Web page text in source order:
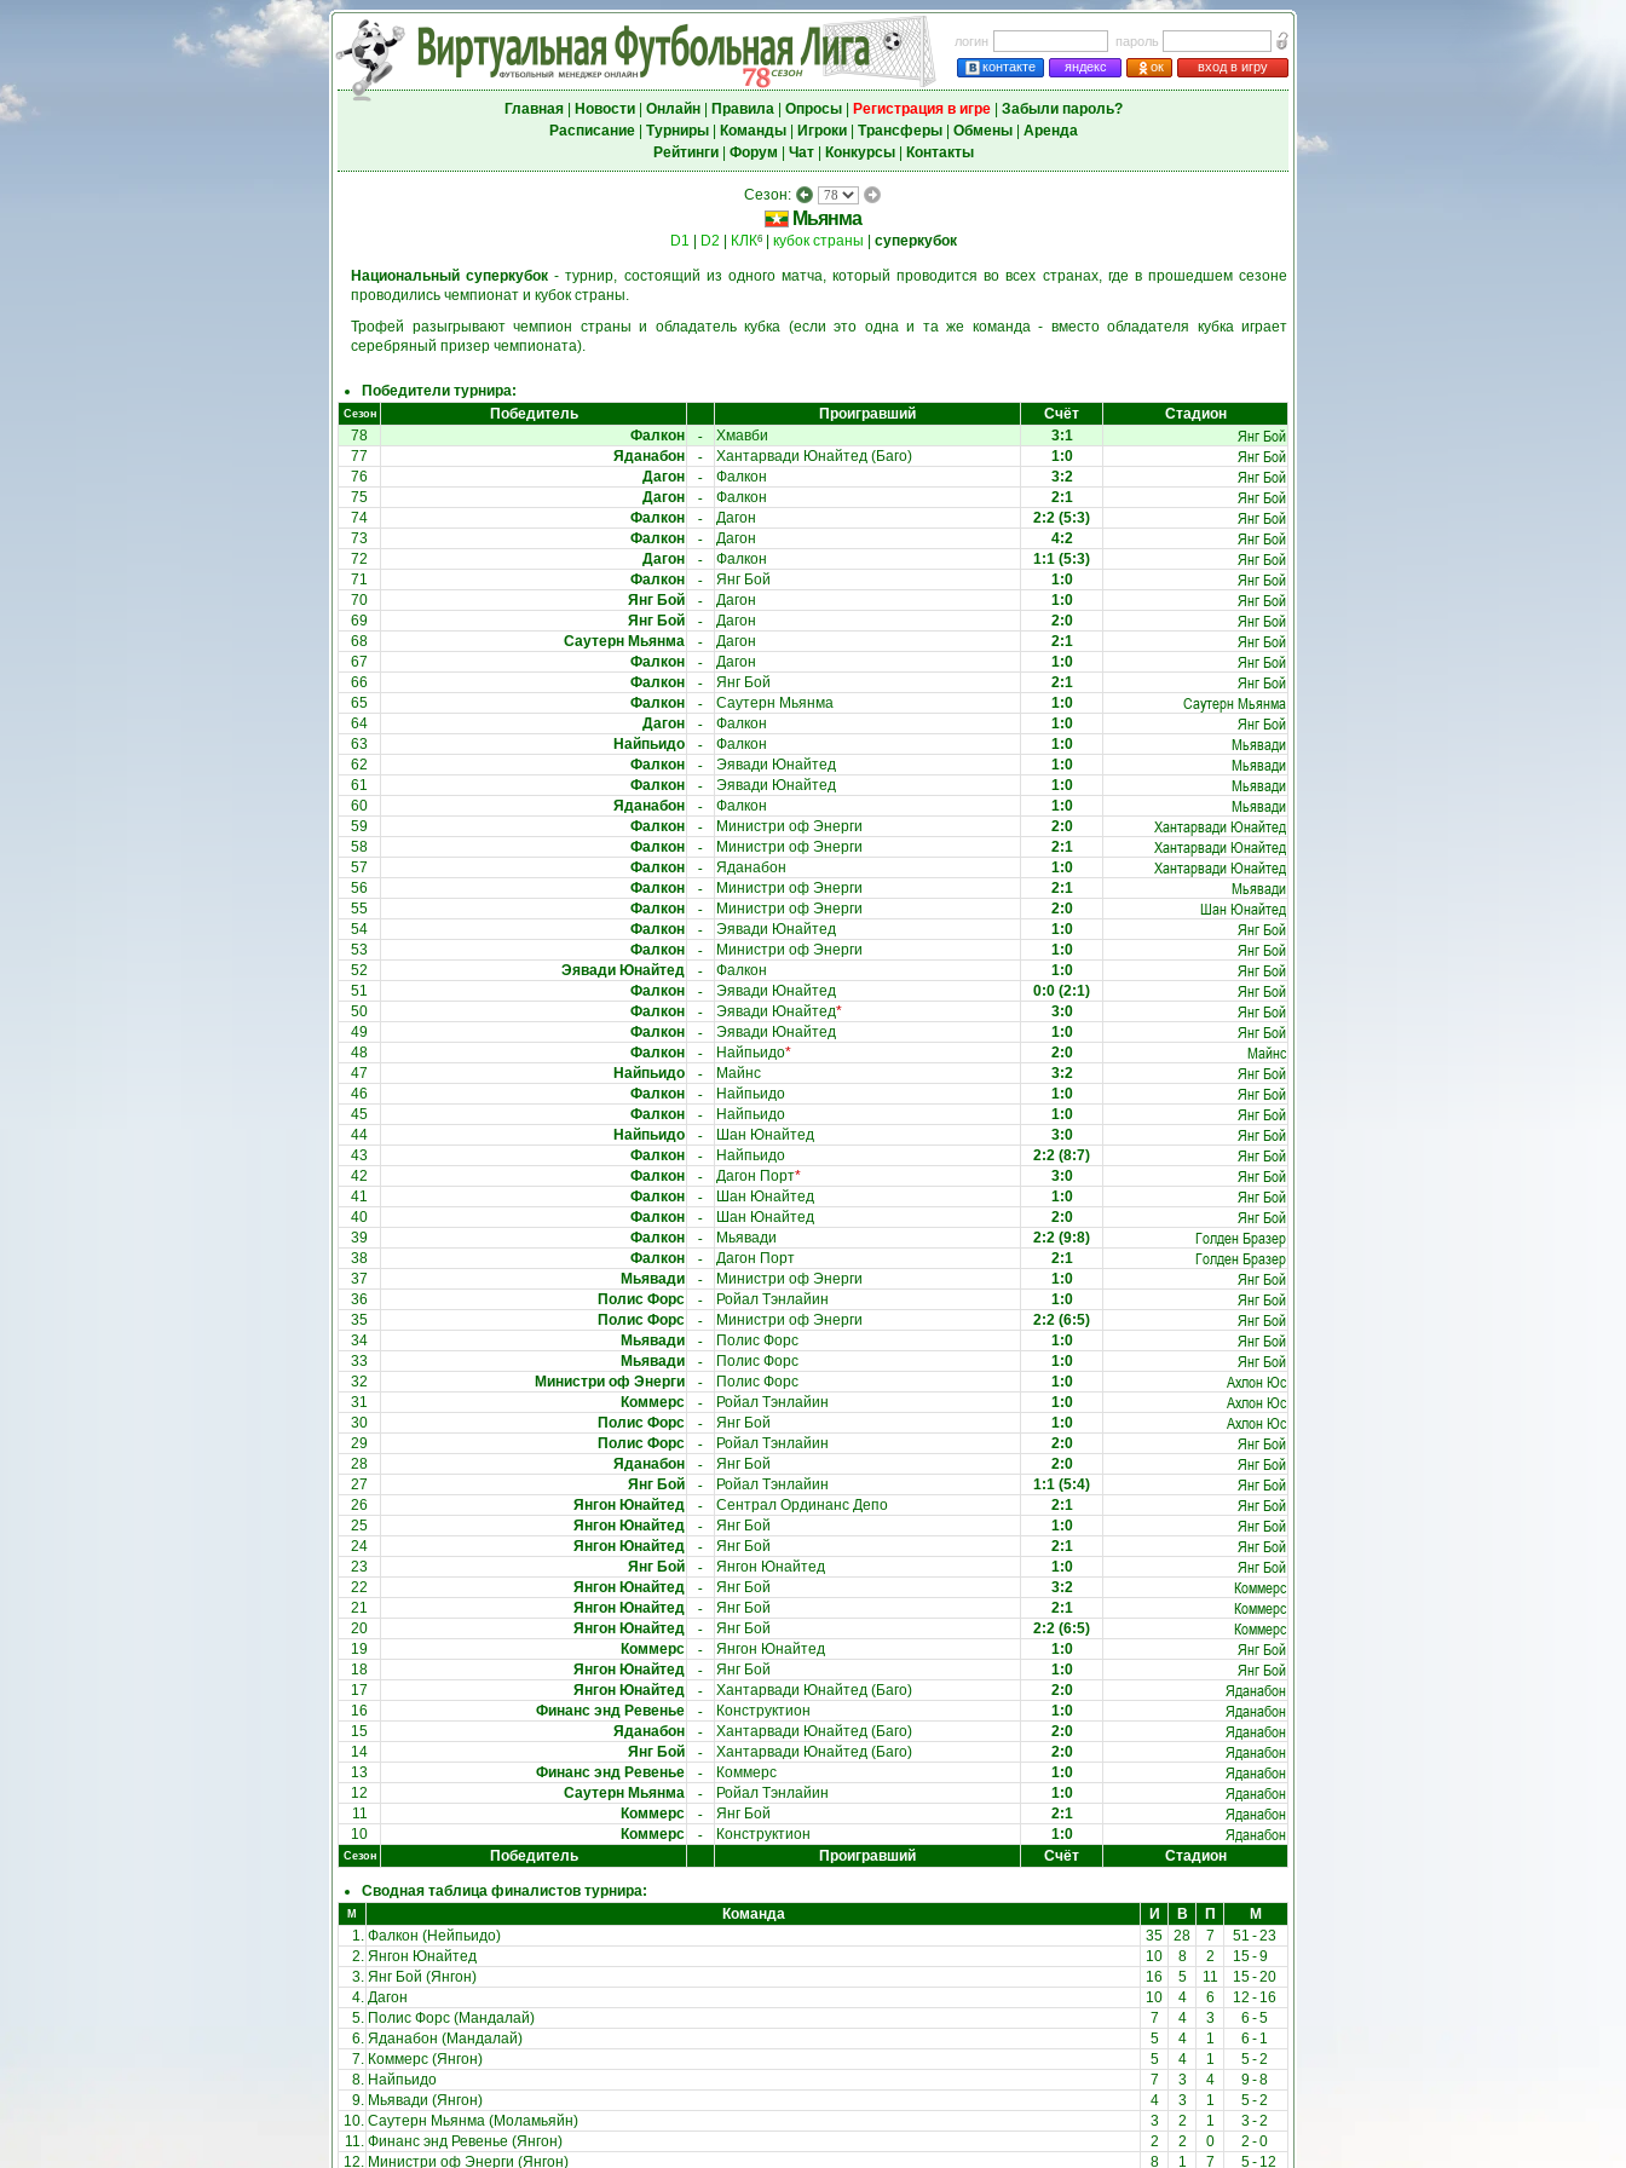
логин
пароль
контакте
яндекс ок вход в игру
Главная| Новости| Онлайн| Правила| Опросы| Регистрация в игре| Забыли пароль?
Расписание| Турниры| Команды| Игроки| Трансферы| Обмены| Аренда
Рейтинги| Форум Чат| Конкурсы| Контакты
Сезон:
Мьянма
D1 D2 КЛК6| кубок страны суперкубок
Национальный суперкубок - турнир, состоящий из одного матча, который проводится во всех странах, где в прошедшем сезоне
проводились чемпионат и кубок страны.
Трофей разыгрывают чемпион страны и обладатель кубка (если это одна и та же команда - вместо обладателя кубка играет
серебряный призер чемпионата).
Победители турнира:
Сезон Победитель Проигравший Счёт
Стадион
78
Фалкон - Хмавби 3:1 Янг Бой
77 Яданабон - Хантарвади Юнайтед (Баго) 1:0 Янг Бой
76 Дагон - Фалкон 3:2 Янг Бой
75 Дагон - Фалкон 2:1 Янг Бой
74 Фалкон - Дагон 2:2 (5:3) Янг Бой
73 Фалкон - Дагон 4:2 Янг Бой
72 Дагон - Фалкон 1:1 (5:3) Янг Бой
71 Фалкон - Янг Бой 1:0 Янг Бой
70 Янг Бой - Дагон 1:0 Янг Бой
69 Янг Бой - Дагон 2:0 Янг Бой
68 Саутерн Мьянма - Дагон 2:1 Янг Бой
67 Фалкон - Дагон 1:0 Янг Бой
66 Фалкон - Янг Бой 2:1 Янг Бой
65 Фалкон - Саутерн Мьянма 1:0 Саутерн Мьянма
64 Дагон - Фалкон 1:0 Янг Бой
63 Найпьидо - Фалкон 1:0 Мьявади
62 Фалкон - Эявади Юнайтед 1:0 Мьявади
61 Фалкон - Эявади Юнайтед 1:0 Мьявади
60 Яданабон - Фалкон 1:0 Мьявади
59 Фалкон - Министри оф Энерги 2:0 Хантарвади Юнайтед
58 Фалкон - Министри оф Энерги 2:1 Хантарвади Юнайтед
57 Фалкон - Яданабон 1:0 Хантарвади Юнайтед
56 Фалкон - Министри оф Энерги 2:1 Мьявади
55 Фалкон - Министри оф Энерги 2:0 Шан Юнайтед
54 Фалкон - Эявади Юнайтед 1:0 Янг Бой
53 Фалкон - Министри оф Энерги 1:0 Янг Бой
52 Эявади Юнайтед - Фалкон 1:0 Янг Бой
51 Фалкон - Эявади Юнайтед 0:0 (2:1) Янг Бой
50 Фалкон - Эявади Юнайтед* 3:0 Янг Бой
49 Фалкон - Эявади Юнайтед 1:0 Янг Бой
48 Фалкон - Найпьидо* 2:0 Майнс
47 Найпьидо - Майнс 3:2 Янг Бой
46 Фалкон - Найпьидо 1:0 Янг Бой
45 Фалкон - Найпьидо 1:0 Янг Бой
44 Найпьидо - Шан Юнайтед 3:0 Янг Бой
43 Фалкон - Найпьидо 2:2 (8:7) Янг Бой
42 Фалкон - Дагон Порт* 3:0 Янг Бой
41 Фалкон - Шан Юнайтед 1:0 Янг Бой
40 Фалкон - Шан Юнайтед 2:0 Янг Бой
39 Фалкон - Мьявади 2:2 (9:8) Голден Бразер
38 Фалкон - Дагон Порт 2:1 Голден Бразер
37 Мьявади - Министри оф Энерги 1:0 Янг Бой
36 Полис Форс - Ройал Тэнлайин 1:0 Янг Бой
35 Полис Форс - Министри оф Энерги 2:2 (6:5) Янг Бой
34 Мьявади - Полис Форс 1:0 Янг Бой
33 Мьявади - Полис Форс 1:0 Янг Бой
32 Министри оф Энерги - Полис Форс 1:0 Ахлон Юс
31 Коммерс - Ройал Тэнлайин 1:0 Ахлон Юс
30 Полис Форс - Янг Бой 1:0 Ахлон Юс
29 Полис Форс - Ройал Тэнлайин 2:0 Янг Бой
28 Яданабон - Янг Бой 2:0 Янг Бой
27 Янг Бой - Ройал Тэнлайин 1:1 (5:4) Янг Бой
26 Янгон Юнайтед - Сентрал Ординанс Депо 2:1 Янг Бой
25 Янгон Юнайтед - Янг Бой 1:0 Янг Бой
24 Янгон Юнайтед - Янг Бой 2:1 Янг Бой
23 Янг Бой - Янгон Юнайтед 1:0 Янг Бой
22 Янгон Юнайтед - Янг Бой 3:2 Коммерс
21 Янгон Юнайтед - Янг Бой 2:1 Коммерс
20 Янгон Юнайтед - Янг Бой 2:2 (6:5) Коммерс
19 Коммерс - Янгон Юнайтед 1:0 Янг Бой
18 Янгон Юнайтед - Янг Бой 1:0 Янг Бой
17 Янгон Юнайтед - Хантарвади Юнайтед (Баго) 2:0 Яданабон
16 Финанс энд Ревенье - Конструктион 1:0 Яданабон
15 Яданабон - Хантарвади Юнайтед (Баго) 2:0 Яданабон
14 Янг Бой - Хантарвади Юнайтед (Баго) 2:0 Яданабон
13 Финанс энд Ревенье - Коммерс 1:0 Яданабон
12 Саутерн Мьянма - Ройал Тэнлайин 1:0 Яданабон
11 Коммерс - Янг Бой 2:1 Яданабон
10 Коммерс - Конструктион 1:0 Яданабон
Сезон Победитель Проигравший Счёт Стадион
Сводная таблица финалистов турнира:
М Команда И В П
М
1. Фалкон (Нейпьидо) 35 28 7 51 -23
2. Янгон Юнайтед 10 8 2 15-9
3. Янг Бой (Янгон) 16 5 11 15-20
4. Дагон 10 4 6 12 - 16
5. Полис Форс (Мандалай) 7 4 3 6 -5
6. Яданабон (Мандалай) 5 4 1 6 - 1
7. Коммерс (Янгон) 5 4 1 5-2
8. Найпьидо 7 3 4 9-8
9. Мьявади (Янгон) 4 3 1 5-2
10. Саутерн Мьянма (Моламьяйн) 3 2 1 3-2
11. Финанс энд Ревенье (Янгон) 2 2 0 2 -0
12. Министри оф Энерги (Янгон) 8 1 7 5- 12